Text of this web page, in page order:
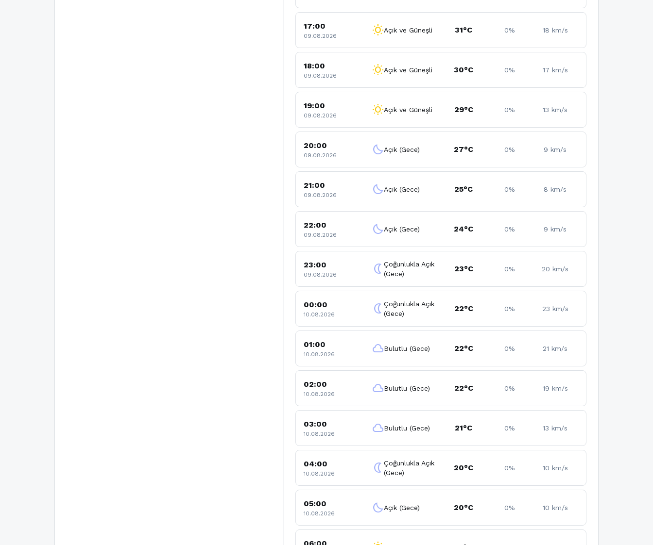
17:00
09.08.2026 wb_sunnyAçık ve Güneşli 31°C 0% 18 km/s
18:00
09.08.2026 wb_sunnyAçık ve Güneşli 30°C 0% 17 km/s
19:00
09.08.2026 wb_sunnyAçık ve Güneşli 29°C 0% 13 km/s
20:00
09.08.2026 clear_nightAçık (Gece) 27°C 0% 9 km/s
21:00
09.08.2026 clear_nightAçık (Gece) 25°C 0% 8 km/s
22:00
09.08.2026 clear_nightAçık (Gece) 24°C 0% 9 km/s
23:00
09.08.2026 nightlightÇoğunlukla Açık
(Gece)
23°C 0% 20 km/s
00:00
10.08.2026 nightlightÇoğunlukla Açık
(Gece)
22°C 0% 23 km/s
01:00
10.08.2026 cloudBulutlu (Gece) 22°C 0% 21 km/s
02:00
10.08.2026 cloudBulutlu (Gece) 22°C 0% 19 km/s
03:00
10.08.2026 cloudBulutlu (Gece) 21°C 0% 13 km/s
04:00
10.08.2026 nightlightÇoğunlukla Açık
(Gece)
20°C 0% 10 km/s
05:00
10.08.2026 clear_nightAçık (Gece) 20°C 0% 10 km/s